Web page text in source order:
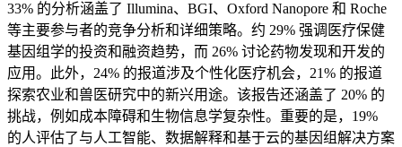
33% 的分析涵盖了 Illumina、BGI、Oxford Nanopore 和 Roche
等主要参与者的竞争分析和详细策略。约 29% 强调医疗保健
基因组学的投资和融资趋势，而 26% 讨论药物发现和开发的
应用。此外，24% 的报道涉及个性化医疗机会，21% 的报道
探索农业和兽医研究中的新兴用途。该报告还涵盖了 20% 的
挑战，例如成本障碍和生物信息学复杂性。重要的是，19%
的人评估了与人工智能、数据解释和基于云的基因组解决方案